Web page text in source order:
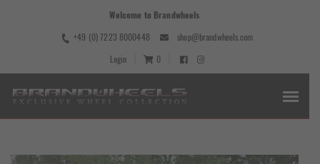
Welcome to Brandwheels
+49 (0) 7223 8000448
shop@brandwheels.com
Login
0